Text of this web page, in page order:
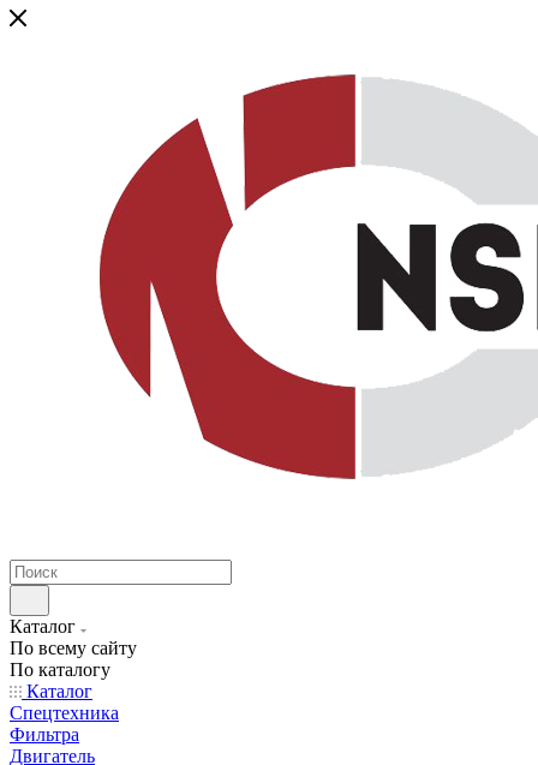
Каталог
По всему сайту
По каталогу
Каталог
Спецтехника
Фильтра
Двигатель